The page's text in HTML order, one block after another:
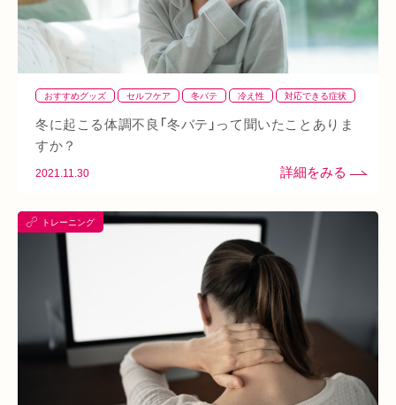
シワ・シミ・たるみ 手首 谷9 寒暖差 梅雨
四十肩 代謝 めまい 眼精疲労 スマホ首
美肌 自律神経失調症 寝違え ぎっくり腰
熱中症 夏バテ 寺田町 オープン 秋バテ 冬バテ
こむら返り
ファスティング 土・日・祝営業 筋緊張
ばね指 小顔 乾燥肌 日焼け 地下街 本町
阪急桂駅 頸椎椎間板ヘルニア
整骨院 脱水症状 反り腰
なんばウォーク イオンタウン小阪 今里 クリスタ長堀
駅構内 八戸ノ里駅 呼吸 玉造
おすすめグッズ セルフケア 冬バテ 冷え性
対応できる症状
冬に起こる体調不良「冬バテ」って聞いたことありま
すか？
2021.11.30
トレーニング